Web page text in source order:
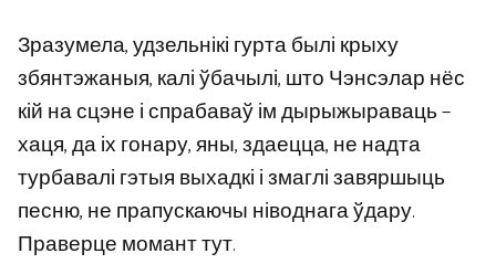
Зразумела, удзельнікі гурта былі крыху
збянтэжаныя, калі ўбачылі, што Чэнсэлар нёс
кій на сцэне і спрабаваў ім дырыжыраваць –
хаця, да іх гонару, яны, здаецца, не надта
турбавалі гэтыя выхадкі і змаглі завяршыць
песню, не прапускаючы ніводнага ўдару.
Праверце момант тут.